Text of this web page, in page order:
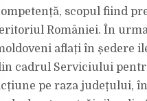
scopul fiind
României. În
aflați în ședere
cadrul Serviciului
pe raza județului,